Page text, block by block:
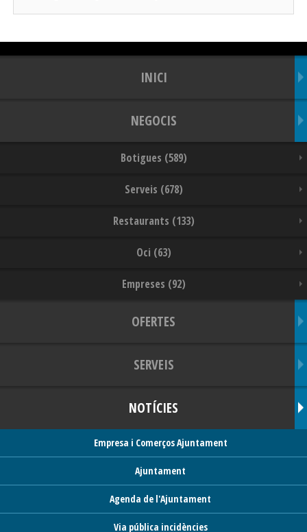
INICI
NEGOCIS
Botigues (589)
Serveis (678)
Restaurants (133)
Oci (63)
Empreses (92)
OFERTES
SERVEIS
NOTÍCIES
Empresa i Comerços Ajuntament
Ajuntament
Agenda de l'Ajuntament
Via pública incidències